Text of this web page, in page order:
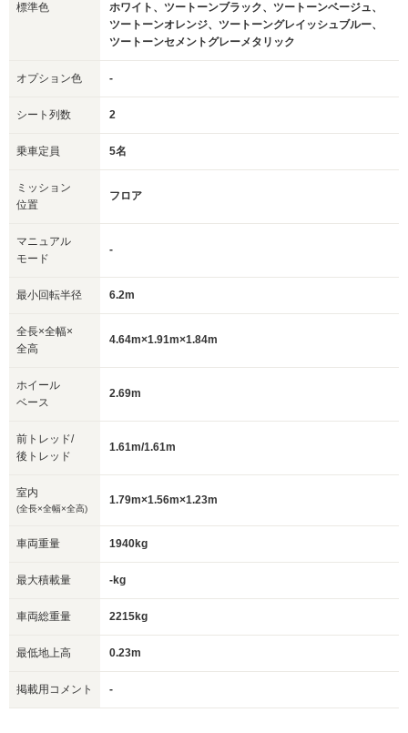
標準色
ホワイト、ツートーンブラック、ツートーンベージュ、
ツートーンオレンジ、ツートーングレイッシュブルー、
ツートーンセメントグレーメタリック
オプション色 -
シート列数 2
乗車定員 5名
ミッション
位置
フロア
マニュアル
モード
-
最小回転半径 6.2m
全長×全幅×
全高
4.64m×1.91m×1.84m
ホイール
ベース
2.69m
前トレッド/
後トレッド
1.61m/1.61m
室内
(全長×全幅×全高)
1.79m×1.56m×1.23m
車両重量 1940kg
最大積載量 -kg
車両総重量 2215kg
最低地上高 0.23m
掲載用コメント -